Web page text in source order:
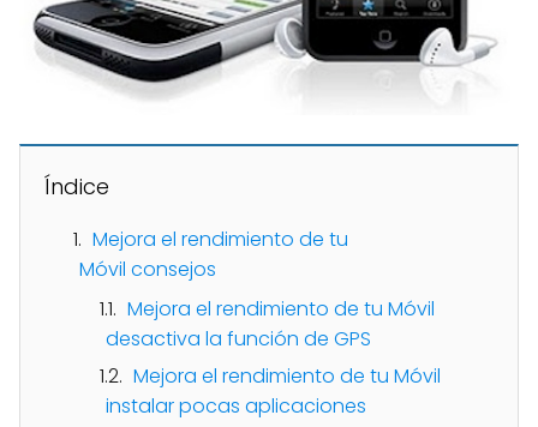
Índice
Mejora el rendimiento de tu
Móvil consejos
Mejora el rendimiento de tu Móvil
desactiva la función de GPS
Mejora el rendimiento de tu Móvil
instalar pocas aplicaciones